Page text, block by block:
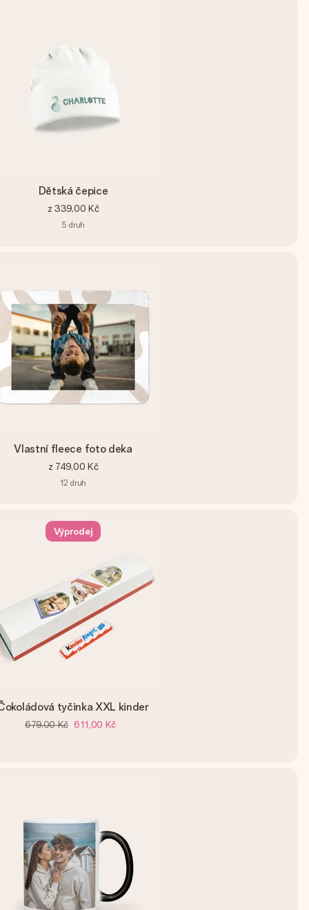
Dětská čepice
z 339,00 Kč
5 druh
Vlastní fleece foto deka
z 749,00 Kč
12 druh
Výprodej
tyčinka XXL kinder
679,00 Kč 611,00 Kč